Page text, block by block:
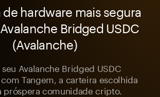
hardware mais segura
Bridged USDC
(Avalanche)
seu Avalanche Bridged USDC
Tangem, a carteira escolhida
próspera comunidade cripto.